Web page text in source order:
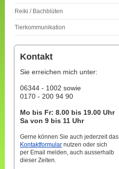
Reiki / Bachblüten
Tierkommunikation
Kontakt
Sie erreichen mich unter:
06344 - 1002 sowie
0170 - 200 94 90
Mo bis Fr: 8.00 bis 19.00 Uhr
Sa von 9 bis 11 Uhr
Gerne können Sie auch jederzeit das
Kontaktformular nutzen oder sich
per Email melden, auch ausserhalb
dieser Zeiten.